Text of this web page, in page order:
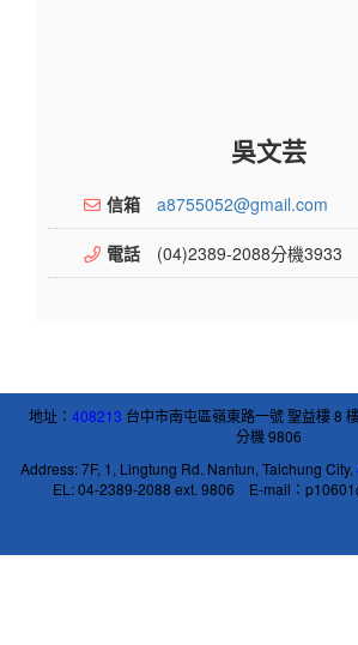
吳文芸
信箱 a8755052@gmail.com
電話 (04)2389-2088分機3933
地址： 408213 台中市南屯區嶺東路一號 聖益樓 8
分機 9806
Address: 7F, 1, Lingtung Rd. Nantun, Taichung City,
EL: 04-2389-2088 ext. 9806 E-mail：